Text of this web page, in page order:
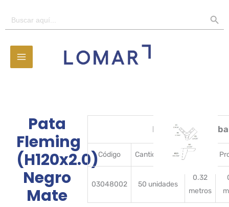
Buscar:
Pata
Fleming
(H120x2.0)
Negro
Mate
Detalles del
Código CantidadBulto
03048002 50 unidades
0.32
metros